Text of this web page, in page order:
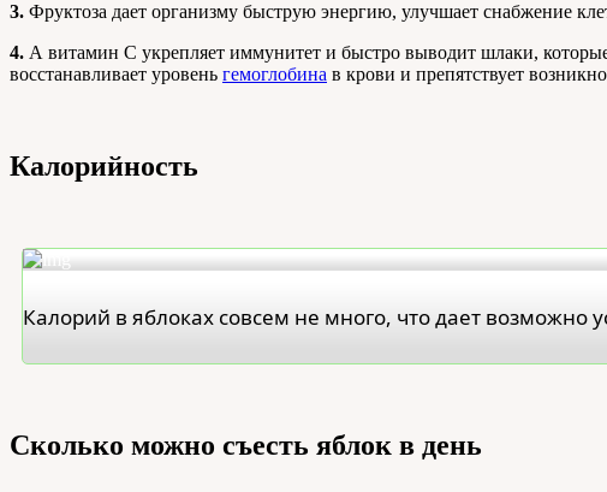
3. Фруктоза дает организму быструю энергию, улучшает снабжение
4. А витамин С укрепляет иммунитет и быстро выводит шлаки,
восстанавливает уровень гемоглобина в крови и препятствует
Калорийность
Калорий в яблоках совсем не много, что дает возможно
Сколько можно съесть яблок в день